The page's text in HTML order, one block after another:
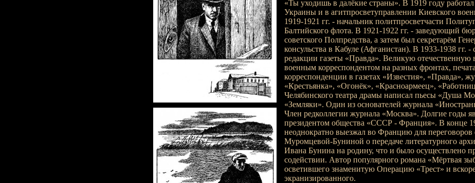
«Ты уходишь в далёкие страны». В 1919 году
Украины и в агитпросветуправлении Киевского
1919-1921 гг. - начальник политпросветчасти
Балтийского флота. В 1921-1922 гг. - заведующий
советского Полпредства, а затем был секретарём
консульства в Кабуле (Афганистан). В 1933-1938 гг. -
редакции газеты «Правда». Великую отечественную
военным корреспондентом на разных фронтах,
корреспонденции в газетах «Известия», «Правда»,
«Крестьянка», «Огонёк», «Красноармеец»,
Челябинского театра драмы написал пьесы «Душа
«Земляки». Один из основателей журнала
Член редколлегии журнала «Москва». Долгие годы
президентом общества «СССР - Франция». В конце
неоднократно выезжал во Францию для
Муромцевой-Буниной о передаче литературного
Ивана Бунина на родину, что и было осуществлено
содействии. Автор популярного романа «Мёртвая
осветившего знаменитую Операцию «Трест» и
экранизированного.